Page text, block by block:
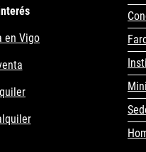
en Vigo